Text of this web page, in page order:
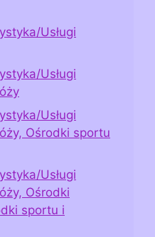
Usługi
Usługi
Usługi
Ośrodki sportu
Usługi
Ośrodki
sportu i